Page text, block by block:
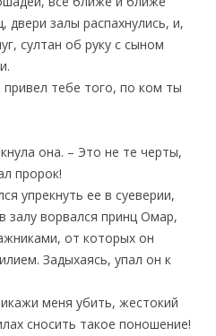
двери залы распахнулись, и,
султан об руку с сыном
тебе того, по ком ты
она. – Это не те черты,
пророк!
упрекнуть ее в суеверии,
залу ворвался принц Омар,
от которых он
Задыхаясь, упал он к
меня убить, жестокий
сносить такое поношение!